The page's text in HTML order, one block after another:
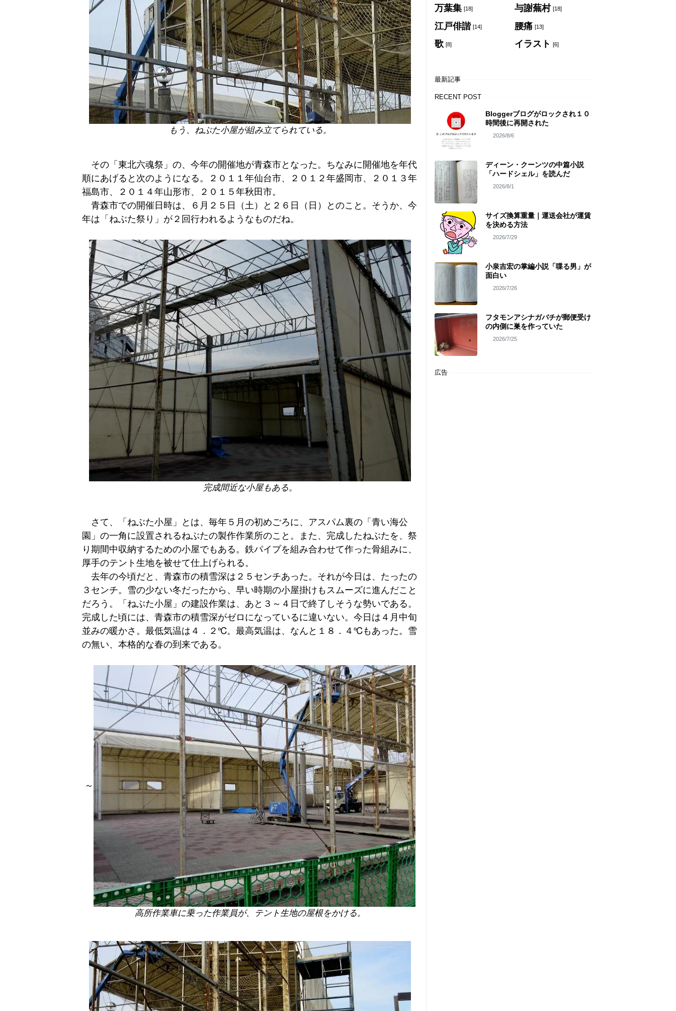
もう、ねぶた小屋が組み立てられている。
その「東北六魂祭」の、今年の開催地が青森市となった。ちなみに開催地を年代
順にあげると次のようになる。２０１１年仙台市、２０１２年盛岡市、２０１３年
福島市、２０１４年山形市、２０１５年秋田市。
青森市での開催日時は、６月２５日（土）と２６日（日）とのこと。そうか、今
年は「ねぶた祭り」が２回行われるようなものだね。
完成間近な小屋もある。
さて、「ねぶた小屋」とは、毎年５月の初めごろに、アスパム裏の「青い海公
園」の一角に設置されるねぶたの製作作業所のこと。また、完成したねぶたを、祭
り期間中収納するための小屋でもある。鉄パイプを組み合わせて作った骨組みに、
厚手のテント生地を被せて仕上げられる。
去年の今頃だと、青森市の積雪深は２５センチあった。それが今日は、たったの
３センチ。雪の少ない冬だったから、早い時期の小屋掛けもスムーズに進んだこと
だろう。「ねぶた小屋」の建設作業は、あと３～４日で終了しそうな勢いである。
完成した頃には、青森市の積雪深がゼロになっているに違いない。今日は４月中旬
並みの暖かさ。最低気温は４．２℃。最高気温は、なんと１８．４℃もあった。雪
の無い、本格的な春の到来である。
～
高所作業車に乗った作業員が、テント生地の屋根をかける。
万葉集 [18] 与謝蕪村 [18]
江戸俳諧 [14] 腰痛 [13]
歌 [8] イラスト [6]
最新記事
RECENT POST
Bloggerブログがロックされ１０
時間後に再開された
2026/8/6
ディーン・クーンツの中篇小説
「ハードシェル」を読んだ
2026/8/1
サイズ換算重量｜運送会社が運賃
を決める方法
2026/7/29
小泉吉宏の掌編小説「喋る男」が
面白い
2026/7/26
フタモンアシナガバチが郵便受け
の内側に巣を作っていた
2026/7/25
広告